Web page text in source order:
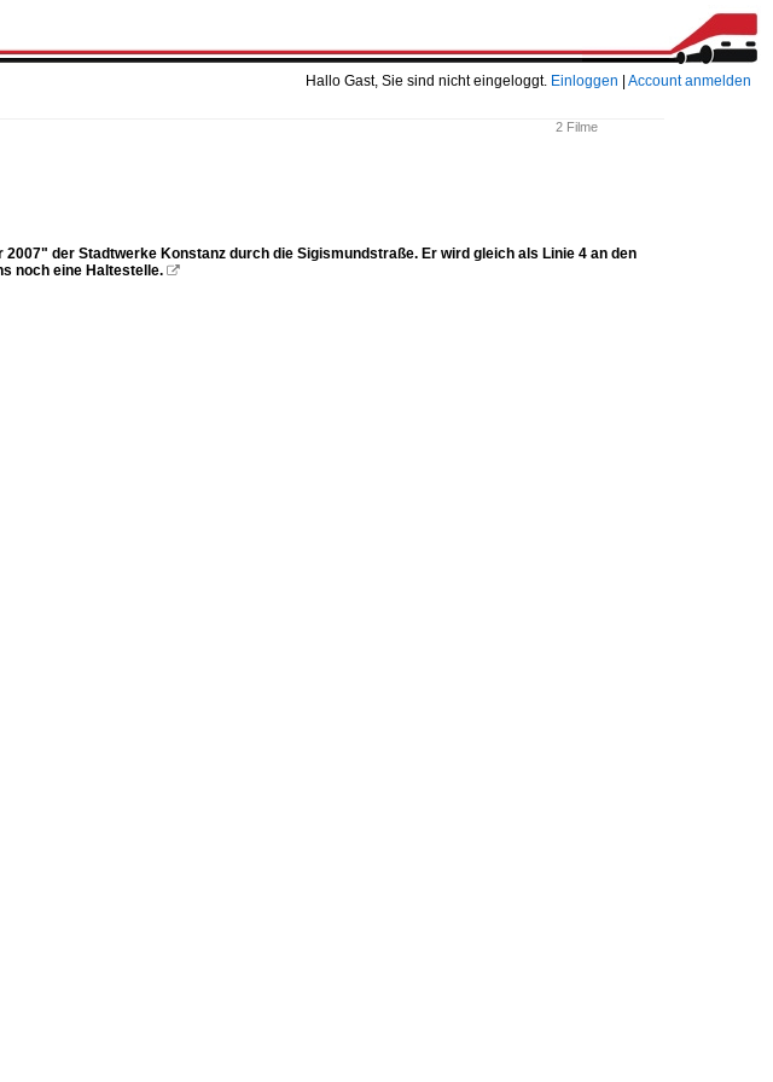
Hallo Gast, Sie sind nicht eingeloggt. Einloggen Account anmelden
2 Filme
der Stadtwerke Konstanz durch die Sigismundstraße. Er wird gleich als Linie 4 an den
noch eine Haltestelle. 